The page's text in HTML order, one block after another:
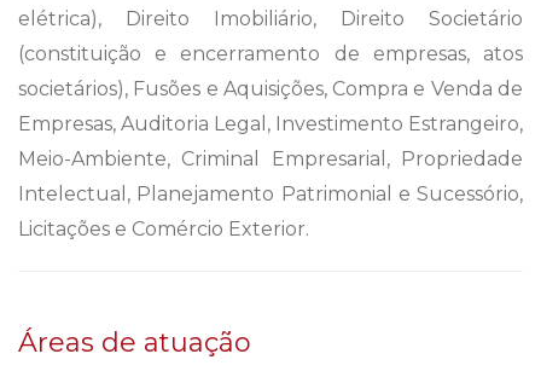
elétrica), Direito Imobiliário, Direito Societário
(constituição e encerramento de empresas, atos
societários), Fusões e Aquisições, Compra e Venda de
Empresas, Auditoria Legal, Investimento Estrangeiro,
Meio-Ambiente, Criminal Empresarial, Propriedade
Intelectual, Planejamento Patrimonial e Sucessório,
Licitações e Comércio Exterior.
Áreas de atuação